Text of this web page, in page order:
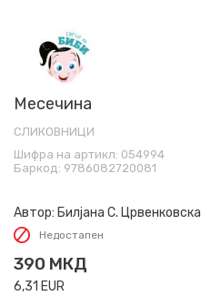
Месечина
СЛИКОВНИЦИ
Шифра на артикл: 054994
Баркод: 9786082720081
Автор: Билјана С. Црвенковска
Недостапен
390 МКД
6,31 EUR